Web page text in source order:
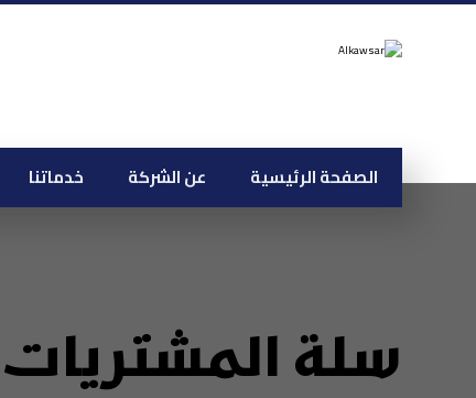
الصفحة الرئيسية عن الشركة خدماتنا
سلة المشتريات